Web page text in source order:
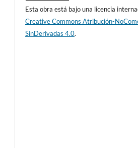
Esta obra está bajo una licencia
Creative Commons Atribución-
SinDerivadas 4.0.